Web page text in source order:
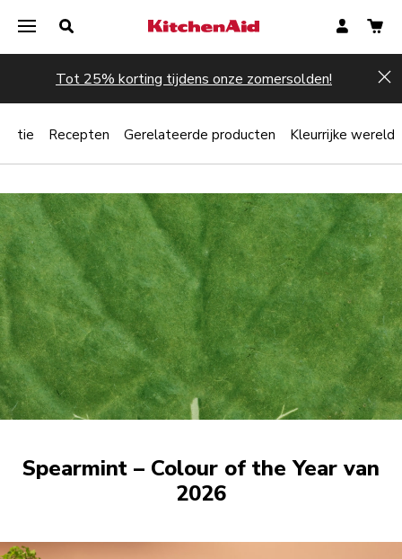
Tot 25% korting tijdens onze zomersolden!
Recepten Gerelateerde producten Kleurrijke wereld
Spearmint – Colour of the Year van
2026